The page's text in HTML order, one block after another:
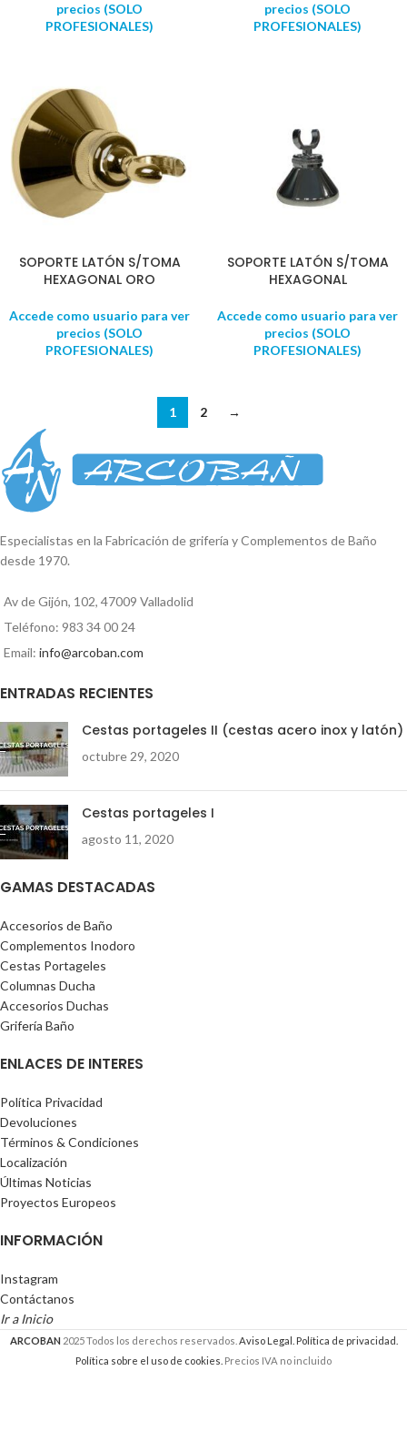
precios (SOLO
PROFESIONALES)
precios (SOLO
PROFESIONALES)
SOPORTE LATÓN S/TOMA
HEXAGONAL ORO
Accede como usuario para ver
precios (SOLO
PROFESIONALES)
SOPORTE LATÓN S/TOMA
HEXAGONAL
Accede como usuario para ver
precios (SOLO
PROFESIONALES)
1 2 →
Especialistas en la Fabricación de grifería y Complementos de Baño
desde 1970.
Av de Gijón, 102, 47009 Valladolid
Teléfono: 983 34 00 24
Email: info@arcoban.com
ENTRADAS RECIENTES
Cestas portageles II (cestas acero inox y latón)
octubre 29, 2020
Cestas portageles I
agosto 11, 2020
GAMAS DESTACADAS
Accesorios de Baño
Complementos Inodoro
Cestas Portageles
Columnas Ducha
Accesorios Duchas
Grifería Baño
ENLACES DE INTERES
Política Privacidad
Devoluciones
Términos & Condiciones
Localización
Últimas Noticias
Proyectos Europeos
INFORMACIÓN
Instagram
Contáctanos
Ir a Inicio
ARCOBAN 2025 Todos los derechos reservados. Aviso Legal. Política de privacidad.
Política sobre el uso de cookies. Precios IVA no incluido